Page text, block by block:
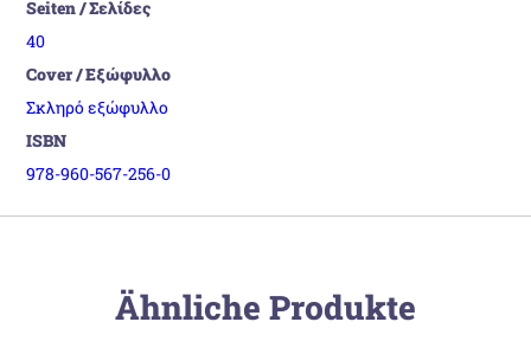
Seiten / Σελίδες
40
Cover / Εξώφυλλο
Σκληρό εξώφυλλο
ISBN
978-960-567-256-0
Ähnliche Produkte